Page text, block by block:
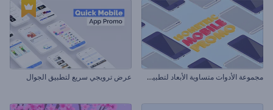
م
جموعة الأدوات متساوية الأبعاد لتطبيق الهاتف المحمول عرض ترويجي سريع لتطبيق الجوال